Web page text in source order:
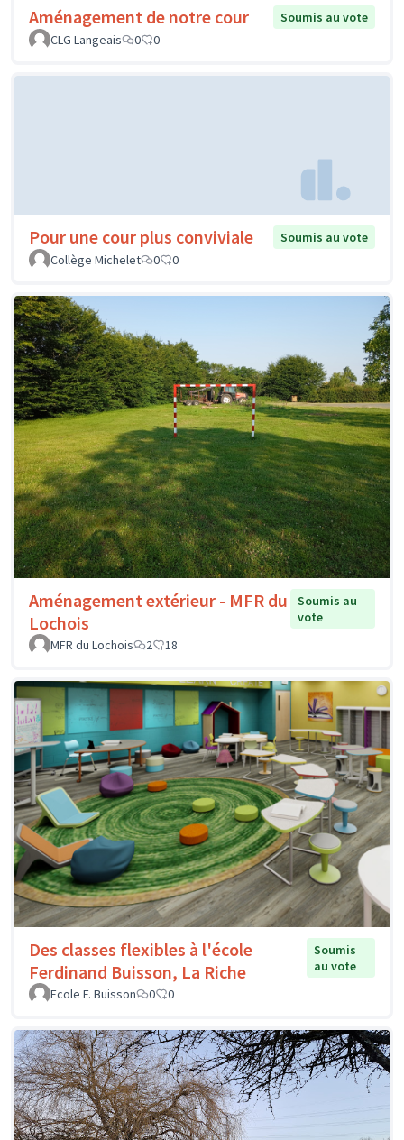
Aménagement de notre cour
Soumis au vote
CLG Langeais
0 0
Pour une cour plus conviviale
Soumis au vote
Collège Michelet
0 0
Aménagement extérieur - MFR du
Lochois
Soumis au
vote
MFR du Lochois
2 18
Des classes flexibles à l'école
Ferdinand Buisson, La Riche
Soumis
au vote
Ecole F. Buisson
0 0